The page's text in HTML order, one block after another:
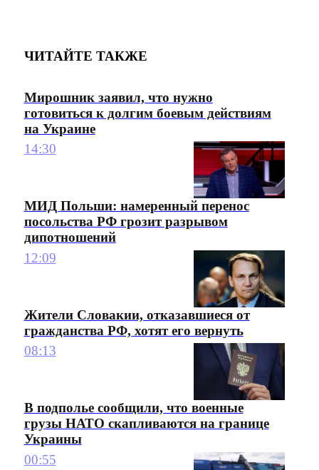
ЧИТАЙТЕ ТАКЖЕ
Мирошник заявил, что нужно
готовиться к долгим боевым действиям
на Украине
14:30
МИД Польши: намеренный перенос
посольства РФ грозит разрывом
дипотношений
12:09
Жители Словакии, отказавшиеся от
гражданства РФ, хотят его вернуть
08:13
В подполье сообщили, что военные
грузы НАТО скапливаются на границе
Украины
00:55